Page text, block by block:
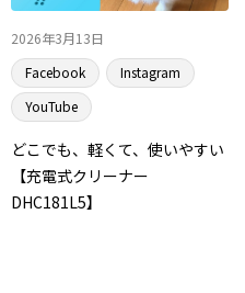
2026年3月13日
Facebook
Instagram
YouTube
どこでも、軽くて、使いやすい
【充電式クリーナー
DHC181L5】